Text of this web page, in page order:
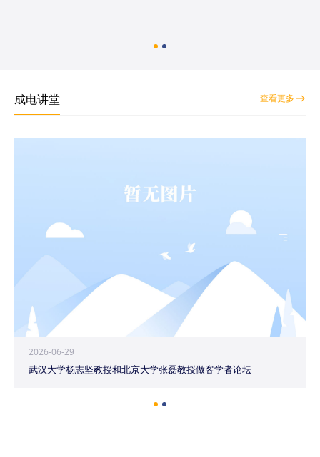
成电讲堂 查看更多
2026-06-29
武汉大学杨志坚教授和北京大学张磊教授做客学者论坛